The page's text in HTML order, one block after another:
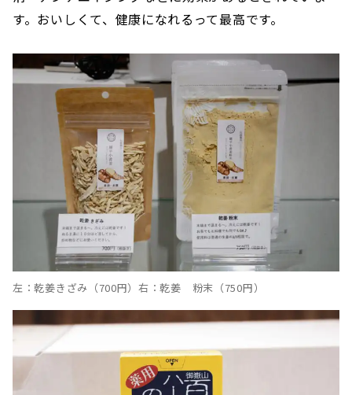
す。おいしくて、健康になれるって最高です。
左：乾姜きざみ（700円）右：乾姜 粉末（750円）